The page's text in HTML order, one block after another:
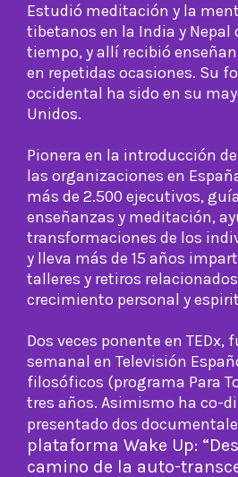
Estudió meditación y la
tibetanos en la India y
tiempo, y allí recibió
en repetidas ocasiones. Su
occidental ha sido en su
Unidos.
Pionera en la introducción
las organizaciones en
más de 2.500 ejecutivos,
enseñanzas y meditación,
transformaciones de los
y lleva más de 15 años
talleres y retiros
crecimiento personal y
Dos veces ponente en TEDx,
semanal en Televisión
filosóficos (programa Para
tres años. Asimismo ha co-
presentado dos
plataforma Wake Up:
camino de la auto-